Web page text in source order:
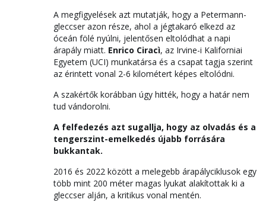
A megfigyelések azt mutatják, hogy a Petermann-
gleccser azon része, ahol a jégtakaró elkezd az
óceán fölé nyúlni, jelentősen eltolódhat a napi
árapály miatt. Enrico Ciracì, az Irvine-i Kaliforniai
Egyetem (UCI) munkatársa és a csapat tagja szerint
az érintett vonal 2-6 kilométert képes eltolódni.
A szakértők korábban úgy hitték, hogy a határ nem
tud vándorolni.
A felfedezés azt sugallja, hogy az olvadás és a
tengerszint-emelkedés újabb forrására
bukkantak.
2016 és 2022 között a melegebb árapályciklusok egy
több mint 200 méter magas lyukat alakítottak ki a
gleccser alján, a kritikus vonal mentén.